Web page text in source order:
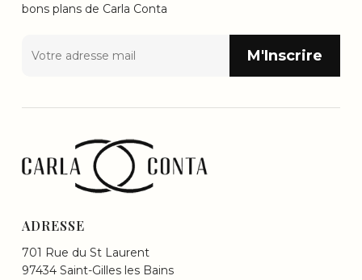
bons plans de Carla Conta
ADRESSE
701 Rue du St Laurent
97434 Saint-Gilles les Bains